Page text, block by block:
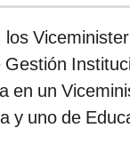
Gestión
en un
y uno de